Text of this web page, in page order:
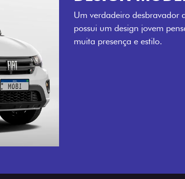
O Fiat Mobi tem sempre
entre o Preto Vulcano,
Bari e Cinza Silverstone.